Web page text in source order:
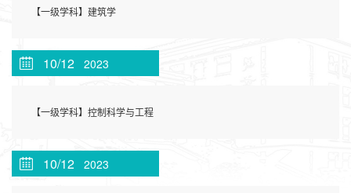
【一级学科】建筑学
10/12 2023
【一级学科】控制科学与工程
10/12 2023